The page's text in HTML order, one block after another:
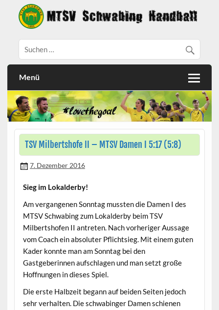
Menü
TSV Milbertshofe II – MTSV Damen I 5:17 (5:8)
7. Dezember 2016
Sieg im Lokalderby!
Am vergangenen Sonntag mussten die Damen I des
MTSV Schwabing zum Lokalderby beim TSV
Milbertshofen II antreten. Nach vorheriger Aussage
vom Coach ein absoluter Pflichtsieg. Mit einem guten
Kader konnte man am Sonntag bei den
Gastgeberinnen aufschlagen und man setzt große
Hoffnungen in dieses Spiel.
Die erste Halbzeit begann auf beiden Seiten jedoch
sehr verhalten. Die schwabinger Damen schienen